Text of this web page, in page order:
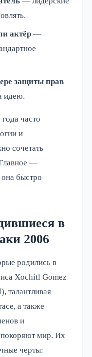
актёр —
защиты прав
идею.
часто
и
сочетать
—
быстро
в
2006
родились в
Xochitl Gomez
талантливая
а также
и
мир. Их
черты: